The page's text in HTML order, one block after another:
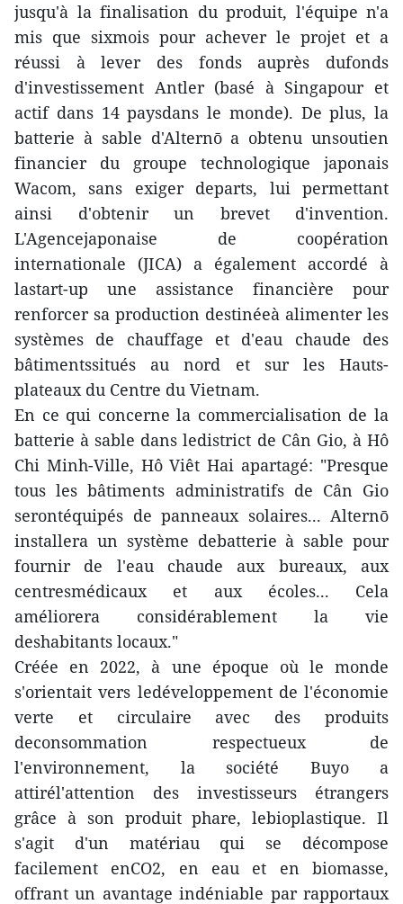
jusqu'à la finalisation du produit, l'équipe n'a
mis que sixmois pour achever le projet et a
réussi à lever des fonds auprès dufonds
d'investissement Antler (basé à Singapour et
actif dans 14 paysdans le monde). De plus, la
batterie à sable d'Alternō a obtenu unsoutien
financier du groupe technologique japonais
Wacom, sans exiger departs, lui permettant
ainsi d'obtenir un brevet d'invention.
L'Agencejaponaise de coopération
internationale (JICA) a également accordé à
lastart-up une assistance financière pour
renforcer sa production destinéeà alimenter les
systèmes de chauffage et d'eau chaude des
bâtimentssitués au nord et sur les Hauts-
plateaux du Centre du Vietnam.
En ce qui concerne la commercialisation de la
batterie à sable dans ledistrict de Cân Gio, à Hô
Chi Minh-Ville, Hô Viêt Hai apartagé: "Presque
tous les bâtiments administratifs de Cân Gio
serontéquipés de panneaux solaires... Alternō
installera un système debatterie à sable pour
fournir de l'eau chaude aux bureaux, aux
centresmédicaux et aux écoles... Cela
améliorera considérablement la vie
deshabitants locaux."
Créée en 2022, à une époque où le monde
s'orientait vers ledéveloppement de l'économie
verte et circulaire avec des produits
deconsommation respectueux de
l'environnement, la société Buyo a
attirél'attention des investisseurs étrangers
grâce à son produit phare, lebioplastique. Il
s'agit d'un matériau qui se décompose
facilement enCO2, en eau et en biomasse,
offrant un avantage indéniable par rapportaux